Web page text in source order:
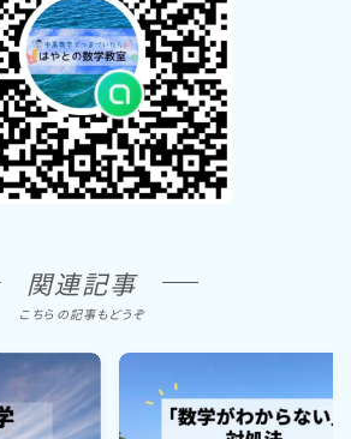
関連記事
こちらの記事もどうぞ